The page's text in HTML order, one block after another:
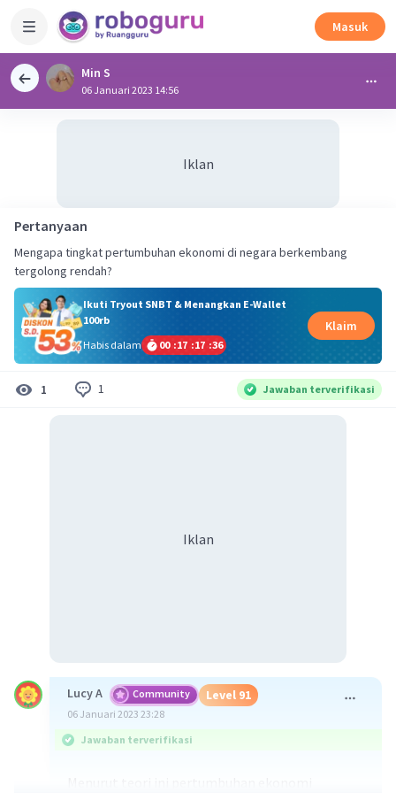
Masuk
Min S
06 Januari 2023 14:56
Iklan
Pertanyaan
Mengapa tingkat pertumbuhan ekonomi di negara berkembang
tergolong rendah?
Ikuti Tryout SNBT & Menangkan E-Wallet
100rb
Habis dalam
00 :17 :17 :35
Klaim
1 1 Jawaban terverifikasi
Iklan
Lucy A Community Level 91
06 Januari 2023 23:28
Jawaban terverifikasi